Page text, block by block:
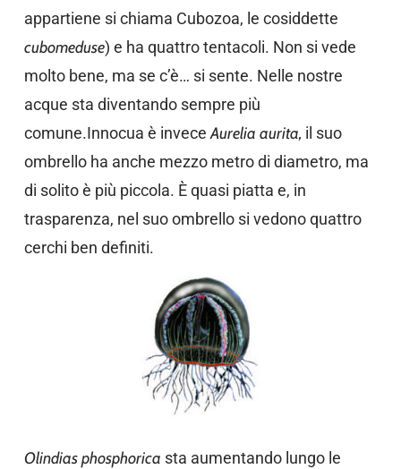
appartiene si chiama Cubozoa, le cosiddette
cubomeduse) e ha quattro tentacoli. Non si vede
molto bene, ma se c’è… si sente. Nelle nostre
acque sta diventando sempre più
comune.Innocua è invece Aurelia aurita, il suo
ombrello ha anche mezzo metro di diametro, ma
di solito è più piccola. È quasi piatta e, in
trasparenza, nel suo ombrello si vedono quattro
cerchi ben definiti.
Olindias phosphorica sta aumentando lungo le